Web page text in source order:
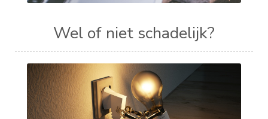
Wel of niet schadelijk?